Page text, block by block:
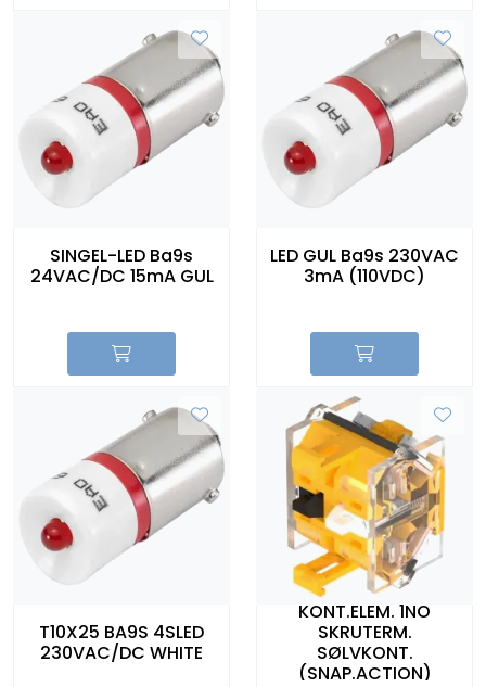
SINGEL-LED Ba9s
24VAC/DC 15mA GUL
LED GUL Ba9s 230VAC
3mA (110VDC)
T10X25 BA9S 4SLED
230VAC/DC WHITE
KONT.ELEM. 1NO
SKRUTERM.
SØLVKONT.
(SNAP.ACTION)